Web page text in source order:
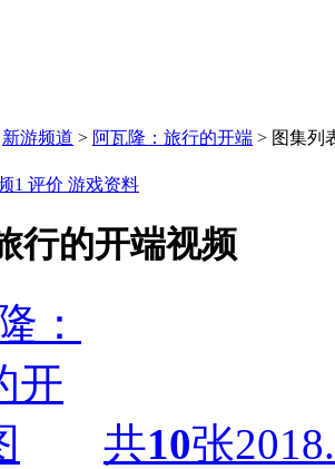
新游频道 > 阿瓦隆：旅行的开端 > 图集列
1 评价 游戏资料
行的开端视频
共10张